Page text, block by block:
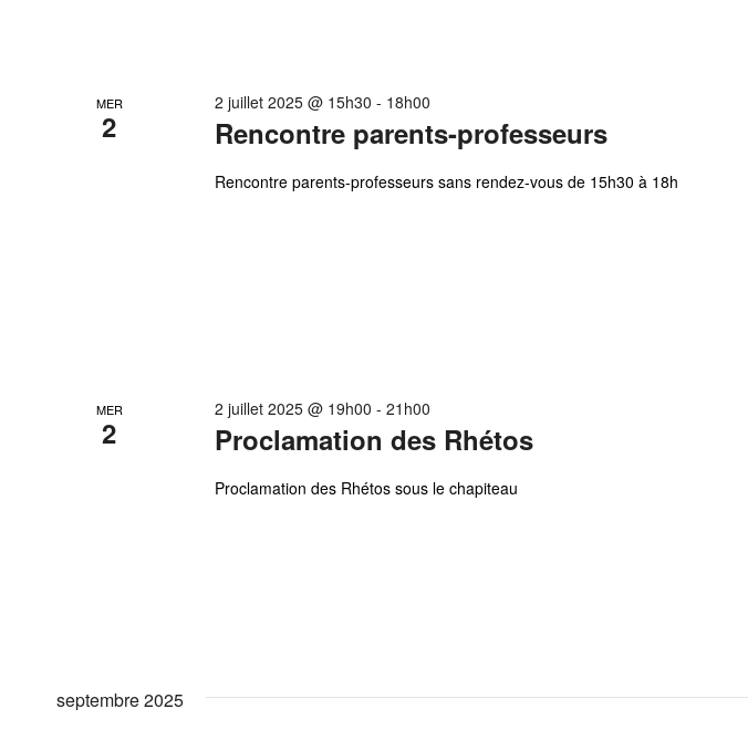
MER
2 Rencontre parents-professeurs
2 juillet 2025 @ 15h30 - 18h00
Rencontre parents-professeurs sans rendez-vous de 15h30 à 18h
MER
2 Proclamation des Rhétos
2 juillet 2025 @ 19h00 -21h00
Proclamation des Rhétos sous le chapiteau
septembre 2025